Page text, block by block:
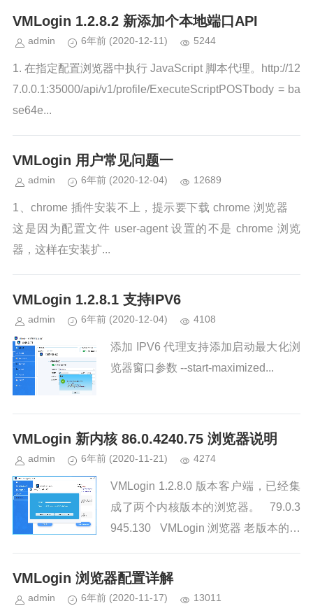
存在时添加...
VMLogin 1.2.8.2 新添加个本地端口API
admin 6年前 (2020-12-11) 5244
1. 在指定配置浏览器中执行 JavaScript 脚本代理。http://12
7.0.0.1:35000/api/v1/profile/ExecuteScriptPOSTbody = ba
se64e...
VMLogin 用户常见问题一
admin 6年前 (2020-12-04) 12689
1、chrome 插件安装不上，提示要下载 chrome 浏览器
这是因为配置文件 user-agent 设置的不是 chrome 浏览
器，这样在安装扩...
VMLogin 1.2.8.1 支持IPV6
admin 6年前 (2020-12-04) 4108
添加 IPV6 代理支持添加启动最大化浏
览器窗口参数 --start-maximized...
VMLogin 新内核 86.0.4240.75 浏览器说明
admin 6年前 (2020-11-21) 4274
VMLogin 1.2.8.0 版本客户端，已经集
成了两个内核版本的浏览器。 79.0.3
945.130 VMLogin 浏览器 老版本的内
VMLogin 浏览器配置详解
admin 6年前 (2020-11-17) 13011